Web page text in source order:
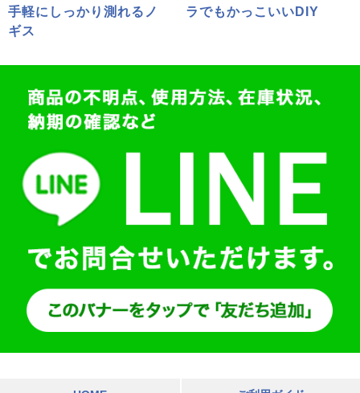
手軽にしっかり測れるノ
ギス
ラでもかっこいいDIY